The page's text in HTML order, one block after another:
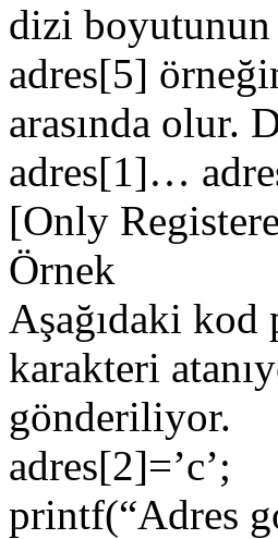
dizi
adres[5]
arasında olur.
adres[1]…
[Only
Örnek
Aşağıdaki kod
karakteri
gönderiliyor.
adres[2]=’c’;
printf(“Adres